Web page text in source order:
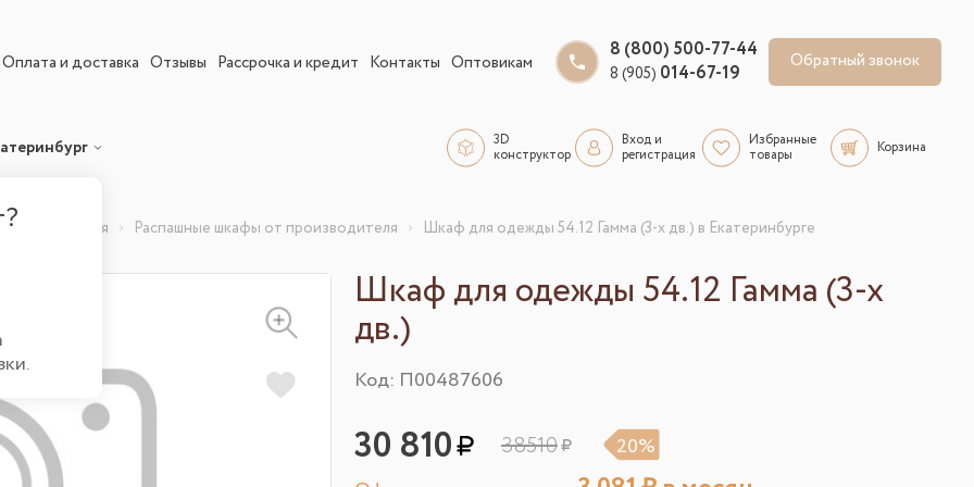
Оплата и доставка Отзывы Рассрочка и кредит Контакты Оптовикам
8 (800) 500-77-44
8 (905) 014-67-19 Обратный звонок
3D
конструктор
Вход и
регистрация
Избранные
товары
Корзина
Распашные шкафы от производителя Шкаф для одежды 54.12 Гамма (3-х дв.) в Екатеринбурге
Шкаф для одежды 54.12 Гамма (3-х
дв.)
Код: П00487606
30 810 38510
20%